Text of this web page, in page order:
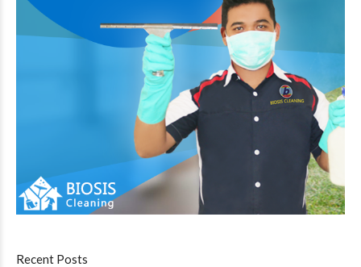
Recent Posts